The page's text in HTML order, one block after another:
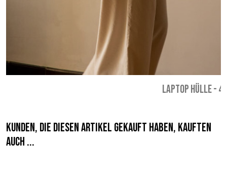
LAPTOP HÜLLE-
Kunden, die diesen Artikel gekauft haben, kauften
auch ...